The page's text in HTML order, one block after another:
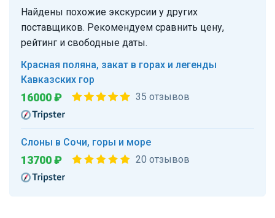
Найдены похожие экскурсии у других
поставщиков. Рекомендуем сравнить цену,
рейтинг и свободные даты.
Красная поляна, закат в горах и легенды
Кавказских гор
16000 ₽ 35 отзывов
Слоны в Сочи, горы и море
13700 ₽ 20 отзывов